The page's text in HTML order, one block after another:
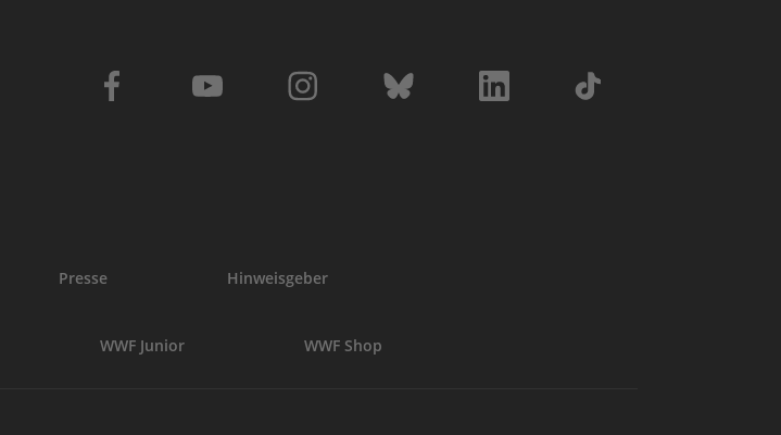
Presse Hinweisgeber
WWF Junior WWF Shop